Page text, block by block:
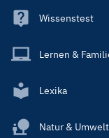
Wissenstest
Lernen &
Lexika
Natur & Umwelt